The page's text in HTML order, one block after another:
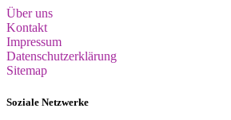
Über uns
Kontakt
Impressum
Datenschutzerklärung
Sitemap
Soziale Netzwerke